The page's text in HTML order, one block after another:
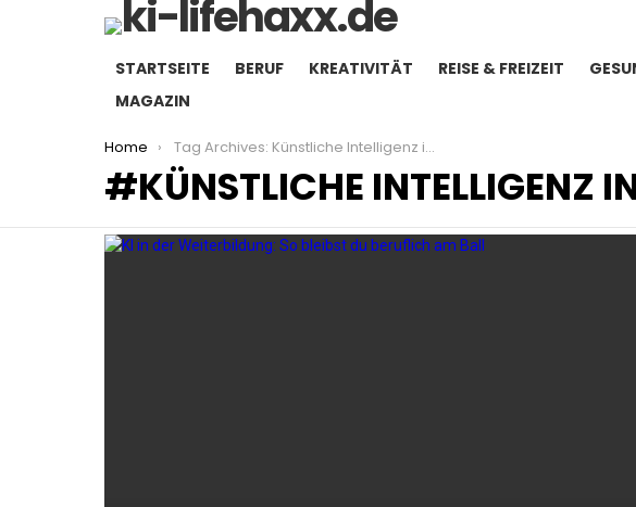
STARTSEITE BERUF KREATIVITÄT REISE & FREIZEIT
MAGAZIN
You are here:
Home Tag Archives: Künstliche Intelligenz in der Weiterbildung
KÜNSTLICHE INTELLIGENZ
LATEST